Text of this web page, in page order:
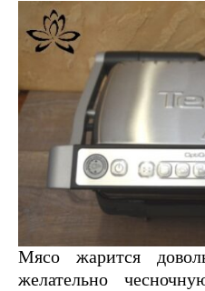
Мясо жарится
желательно